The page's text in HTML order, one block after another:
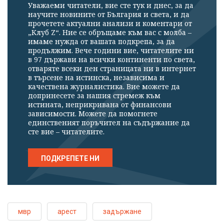
Уважаеми читатели, вие сте тук и днес, за да
научите новините от България и света, и да
прочетете актуални анализи и коментари от
„Клуб Z“. Ние се обръщаме към вас с молба –
имаме нужда от вашата подкрепа, за да
продължим. Вече години вие, читателите ни
в 97 държави на всички континенти по света,
отваряте всеки ден страницата ни в интернет
в търсене на истинска, независима и
качествена журналистика. Вие можете да
допринесете за нашия стремеж към
истината, неприкривана от финансови
зависимости. Можете да помогнете
единственият поръчител на съдържание да
сте вие – читателите.
ПОДКРЕПЕТЕ НИ
мвр арест задържане